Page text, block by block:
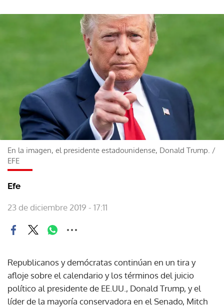
En la imagen, el presidente estadounidense, Donald Trump. /
EFE
Efe
23 de diciembre 2019 - 17:11
Republicanos y demócratas continúan en un tira y
afloje sobre el calendario y los términos del juicio
político al presidente de EE.UU., Donald Trump, y el
líder de la mayoría conservadora en el Senado, Mitch